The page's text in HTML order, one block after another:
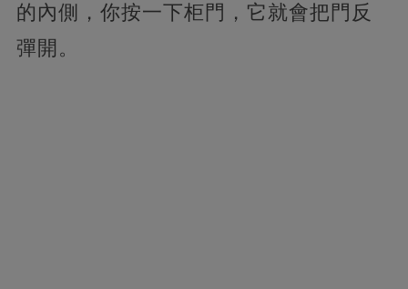
的內側，你按一下柜門，它就會把門反
彈開。